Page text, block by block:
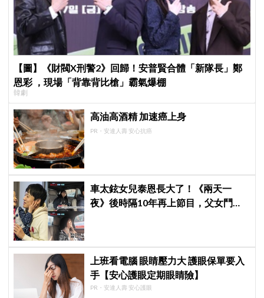
【圖】《財閥X刑警2》回歸！安普賢合體「新隊長」鄭
恩彩 ，現場「背靠背比槍」霸氣爆棚
韓劇
高油高酒精 加速癌上身
PR・安達人壽 安心抗癌
車太鉉女兒泰恩長大了！《兩天一
夜》後時隔10年再上節目，父女鬥嘴
上班看電腦 眼睛壓力大 護眼保單要入
手【安心護眼定期眼睛險】
PR・安達人壽 安心護眼